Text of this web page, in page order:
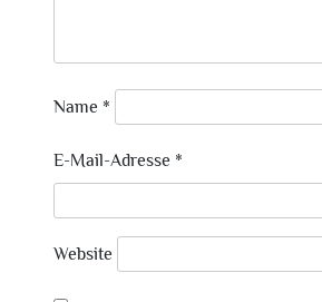
Name *
E-Mail-Adresse *
Website